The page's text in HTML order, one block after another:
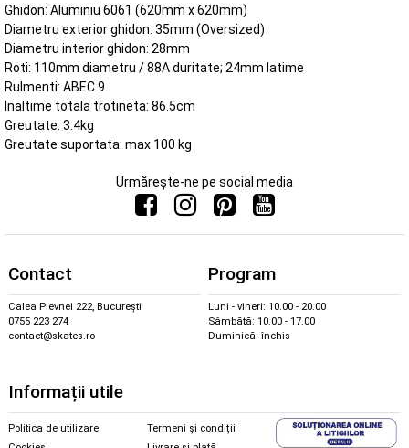
Ghidon: Aluminiu 6061 (620mm x 620mm)
Diametru exterior ghidon: 35mm (Oversized)
Diametru interior ghidon: 28mm
Roti: 110mm diametru / 88A duritate; 24mm latime
Rulmenti: ABEC 9
Inaltime totala trotineta: 86.5cm
Greutate: 3.4kg
Greutate suportata: max 100 kg
Urmărește-ne pe social media
Contact
Calea Plevnei 222, București
0755 223 274
contact@skates.ro
Program
Luni - vineri: 10.00 - 20.00
Sâmbătă: 10.00 - 17.00
Duminică: închis
Informații utile
Politica de utilizare
Termeni și condiții